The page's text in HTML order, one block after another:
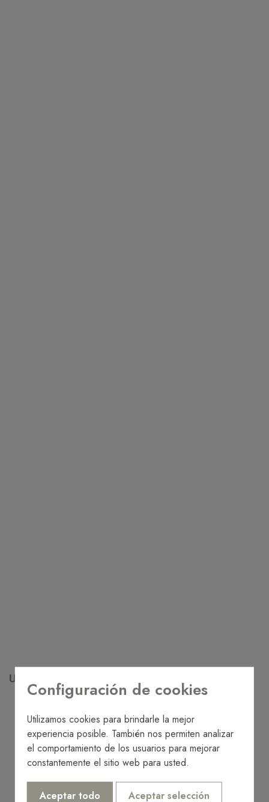
Ubicación
Configuración de cookies
Utilizamos cookies para brindarle la mejor
experiencia posible. También nos permiten analizar
el comportamiento de los usuarios para mejorar
constantemente el sitio web para usted.
Aceptar todo Aceptar selección